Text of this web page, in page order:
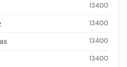
13400
13400
13400
13400